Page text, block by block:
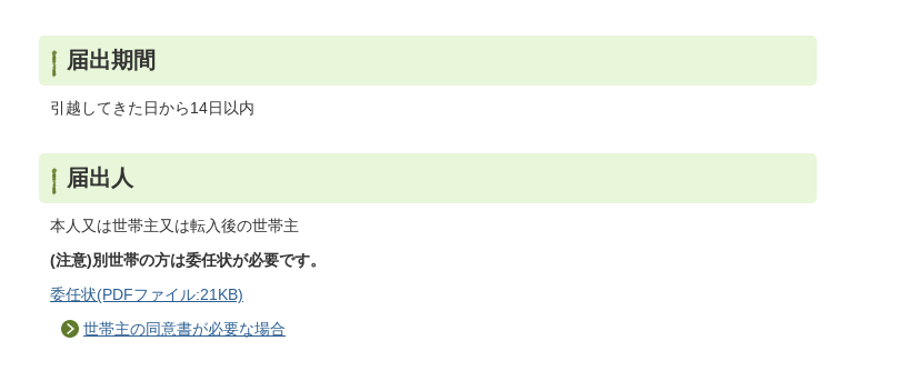
届出期間
引越してきた日から14日以内
届出人
本人又は世帯主又は転入後の世帯主
(注意)別世帯の方は委任状が必要です。
委任状(PDFファイル:21KB)
世帯主の同意書が必要な場合